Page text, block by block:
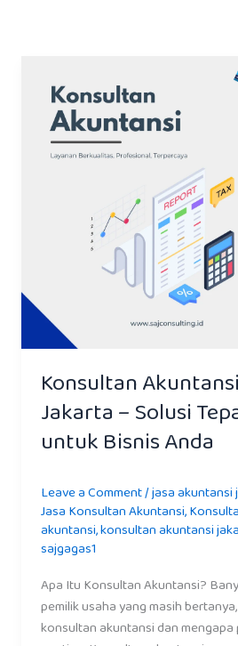
Konsultan Akuntansi
Jakarta – Solusi
untuk Bisnis Anda
Leave a Comment/jasa akuntansi
Jasa Konsultan Akuntansi,
akuntansi,konsultan akuntansi
sajgagas1
Apa Itu Konsultan Akuntansi?
pemilik usaha yang masih
konsultan akuntansi dan mengapa
Akuntansi
Jakarta
Solusi